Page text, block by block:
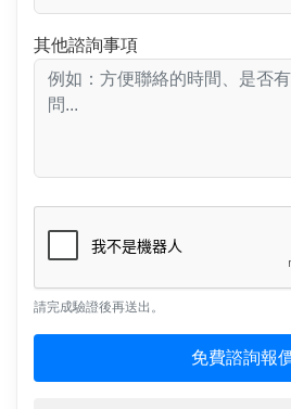
其他諮詢事項
請完成驗證後再送出。
免費諮詢報